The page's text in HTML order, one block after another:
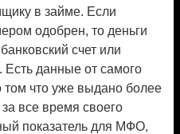
в займе. Если
одобрен, то деньги
счет или
Есть данные от самого
том что уже выдано более
все время своего
показатель для МФО,